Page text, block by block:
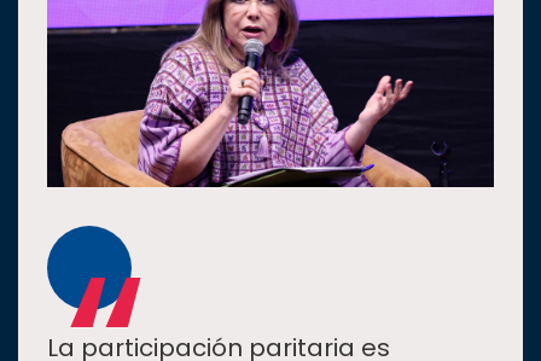
La participación paritaria es